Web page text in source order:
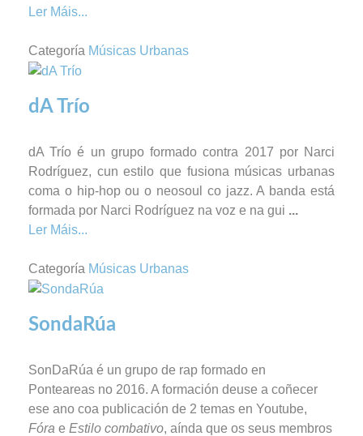
Ler Máis...
Categoría Músicas Urbanas
dA Trío
dA Trío é un grupo formado contra 2017 por Narci
Rodríguez, cun estilo que fusiona músicas urbanas
coma o hip-hop ou o neosoul co jazz. A banda está
formada por Narci Rodríguez na voz e na gui ...
Ler Máis...
Categoría Músicas Urbanas
SondaRúa
SonDaRúa é un grupo de rap formado en
Ponteareas no 2016. A formación deuse a coñecer
ese ano coa publicación de 2 temas en Youtube,
Fóra e Estilo combativo, aínda que os seus membros